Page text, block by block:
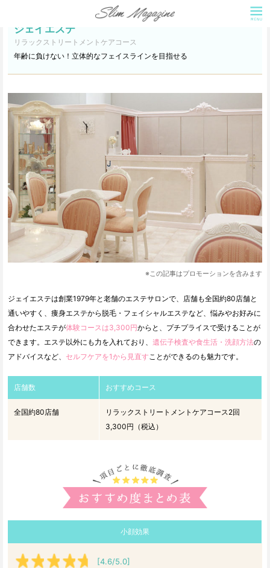
ジェイエステ
リラックストリートメントケアコース
年齢に負けない！立体的なフェイスラインを目指せる
※この記事はプロモーションを含みます
ジェイエステは創業1979年と老舗のエステサロンで、店舗も全国約80店舗と
通いやすく、痩身エステから脱毛・フェイシャルエステなど、悩みやお好みに
合わせたエステが体験コースは3,300円からと、プチプライスで受けることが
できます。エステ以外にも力を入れており、 遺伝子検査や食生活・洗顔方法の
アドバイスなど、 セルフケアを1から見直すことができるのも魅力です。
店舗数 おすすめコース
全国約80店舗
リラックストリートメントケアコース2回
3,300円（税込）
小顔効果
[4.6/5.0]